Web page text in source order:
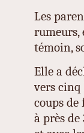
Les
rumeurs,
témoin,
Elle a
vers cinq
coups
à près